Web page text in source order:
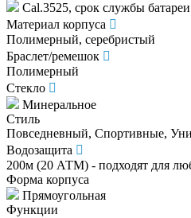
Cal.3525, срок службы
Материал корпуса
Полимерный, серебристый
Браслет/ремешок
Полимерный
Стекло
Минеральное
Стиль
Повседневный, Спортивные,
Водозащита
200м (20 АТМ) - подходят для
Форма корпуса
Прямоугольная
Функции